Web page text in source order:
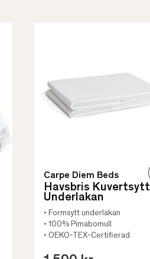
Carpe Diem Beds
Havsbris Kuvertsytt
Underlakan
• Formsytt underlakan
• 100% Pimabomull
• OEKO-TEX-Certifierad